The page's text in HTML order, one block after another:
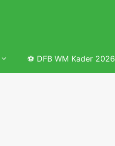
⚽ DFB WM Kader 2026